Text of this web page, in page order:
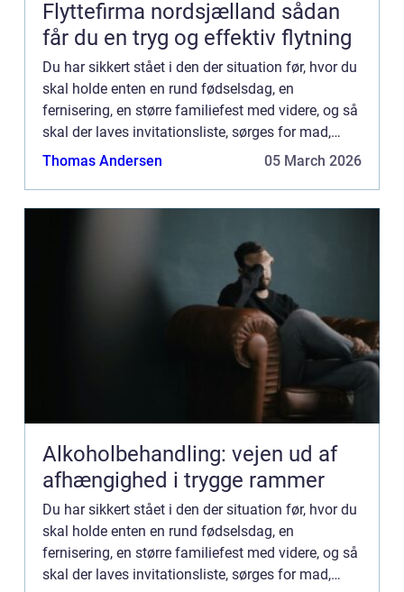
Flyttefirma nordsjælland sådan
får du en tryg og effektiv flytning
Du har sikkert stået i den der situation før, hvor du
skal holde enten en rund fødselsdag, en
fernisering, en større familiefest med videre, og så
skal der laves invitationsliste, sørges for mad,
drikkelse, underholdning og – men først og
Thomas Andersen 05 March 2026
Alkoholbehandling: vejen ud af
afhængighed i trygge rammer
Du har sikkert stået i den der situation før, hvor du
skal holde enten en rund fødselsdag, en
fernisering, en større familiefest med videre, og så
skal der laves invitationsliste, sørges for mad,